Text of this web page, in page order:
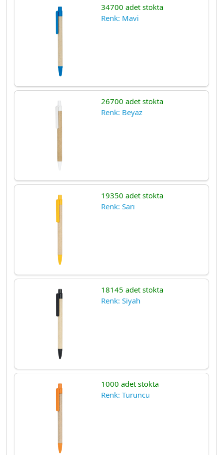
34700 adet stokta
Renk: Mavi
26700 adet stokta
Renk: Beyaz
19350 adet stokta
Renk: Sarı
18145 adet stokta
Renk: Siyah
1000 adet stokta
Renk: Turuncu